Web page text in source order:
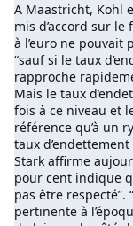
A Maastricht, Kohl
mis d’accord sur
à l’euro ne pouvait
“sauf si le taux
rapproche
Mais le taux
fois à ce niveau et
référence qu’à un
taux
Stark affirme
pour cent indique
pas être
pertinente à